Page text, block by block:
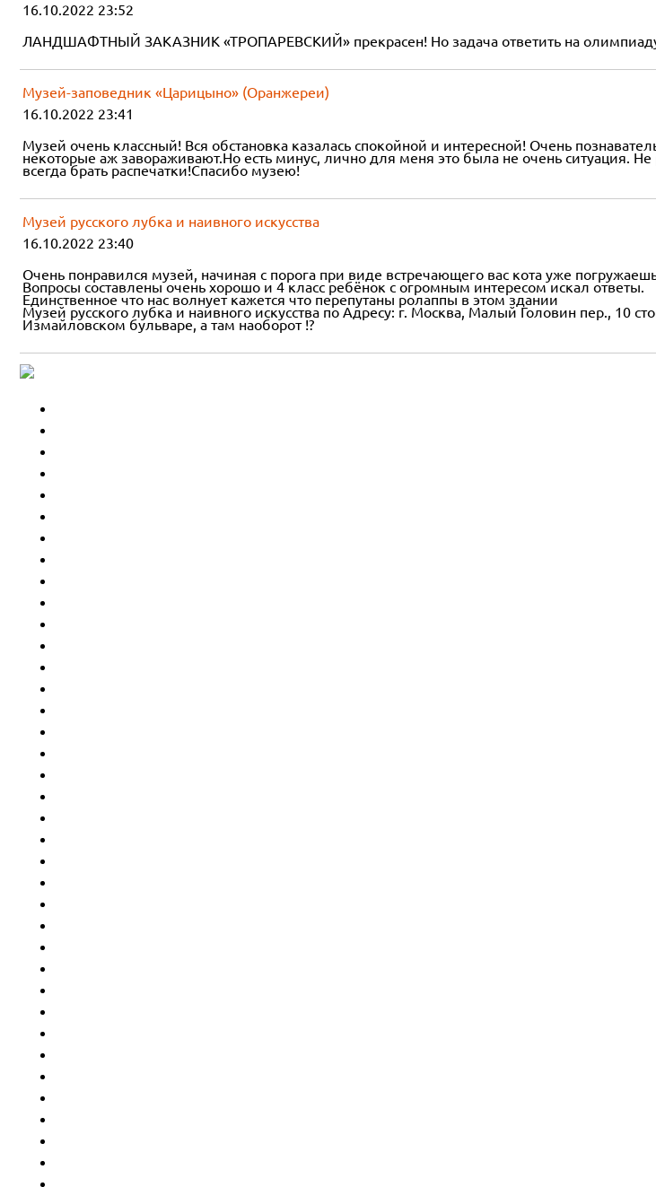
16.10.2022 23:52
ЛАНДШАФТНЫЙ ЗАКАЗНИК «ТРОПАРЕВСКИЙ» прекрасен! Но задача ответить на олимпиаду
Музей-заповедник «Царицыно» (Оранжереи)
16.10.2022 23:41
Музей очень классный! Вся обстановка казалась спокойной и интересной! Очень
некоторые аж завораживают.Но есть минус, лично для меня это была не очень ситуация.
всегда брать распечатки!Спасибо музею!
Музей русского лубка и наивного искусства
16.10.2022 23:40
Очень понравился музей, начиная с порога при виде встречающего вас кота уже
Вопросы составлены очень хорошо и 4 класс ребёнок с огромным интересом искал ответы.
Единственное что нас волнует кажется что перепутаны ролаппы в этом здании
Музей русского лубка и наивного искусства по Адресу: г. Москва, Малый Головин пер., 10
Измайловском бульваре, а там наоборот !?